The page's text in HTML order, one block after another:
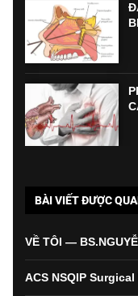
BÀI VIẾT ĐƯỢC
VỀ TÔI —
ACS NSQIP